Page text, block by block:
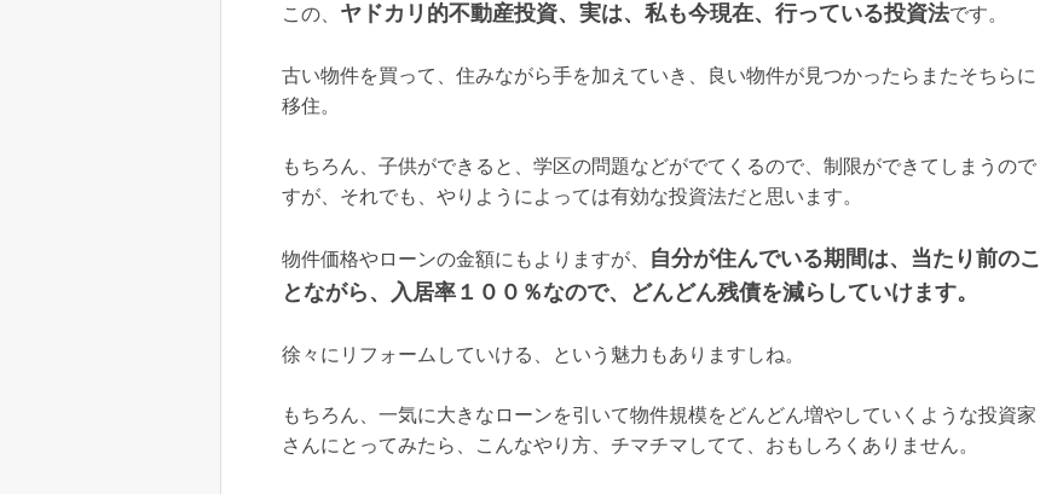
この、 ヤドカリ的不動産投資、実は、私も今現在、行っている投資法です。
古い物件を買って、住みながら手を加えていき、良い物件が見つかったらまたそちらに
移住。
もちろん、子供ができると、学区の問題などがでてくるので、制限ができてしまうので
すが、それでも、やりようによっては有効な投資法だと思います。
物件価格やローンの金額にもよりますが、
自分が住んでいる期間は、当たり前のこ
とながら、入居率１００％なので、どんどん残債を減らしていけます。
徐々にリフォームしていける、という魅力もありますしね。
もちろん、一気に大きなローンを引いて物件規模をどんどん増やしていくような投資家
さんにとってみたら、こんなやり方、チマチマしてて、おもしろくありません。